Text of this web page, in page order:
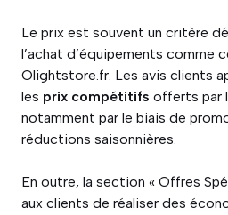
Le prix est souvent un critère
l’achat d’équipements comme
Olightstore.fr. Les avis clients
les prix compétitifs offerts par
notamment par le biais de
réductions saisonnières.
En outre, la section « Offres
aux clients de réaliser des